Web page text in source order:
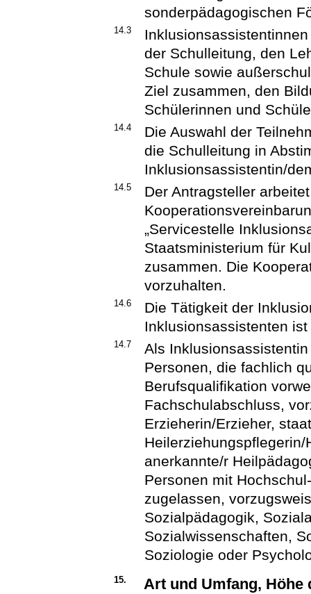
sonderpädagogischen
14.3
der Schulleitung, den
Schule sowie
Ziel zusammen, den
Schülerinnen und
14.4
Die Auswahl der
die Schulleitung in
Inklusionsassistentin/
14.5
Der Antragsteller
„Servicestelle
Staatsministerium für
zusammen. Die
vorzuhalten.
14.6
Die Tätigkeit der
Inklusionsassistenten
14.7
Als
Personen, die fachlich
Berufsqualifikation
Fachschulabschluss,
Erzieherin/Erzieher,
anerkannte/r
Personen mit
zugelassen,
Sozialpädagogik,
Sozialwissenschaften,
Soziologie oder
15. Art und Umfang, Höhe